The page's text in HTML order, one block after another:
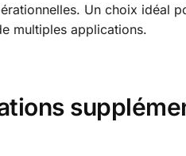
Un choix idéal
multiples applications.